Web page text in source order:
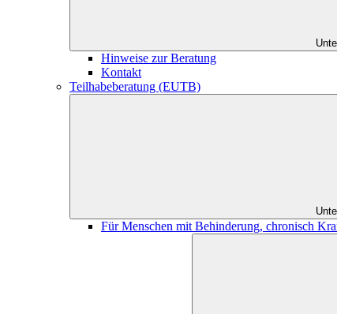
Hinweise zur Beratung
Kontakt
Teilhabeberatung (EUTB)
Für Menschen mit Behinderung, chronisch